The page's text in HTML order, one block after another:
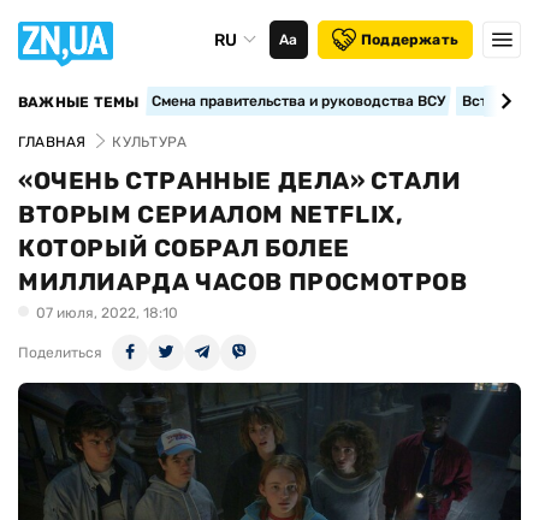
RU Аа Поддержать
ВАЖНЫЕ ТЕМЫ Смена правительства и руководства ВСУ
ГЛАВНАЯ КУЛЬТУРА
«ОЧЕНЬ СТРАННЫЕ ДЕЛА» СТАЛИ
ВТОРЫМ СЕРИАЛОМ NETFLIX,
КОТОРЫЙ СОБРАЛ БОЛЕЕ
МИЛЛИАРДА ЧАСОВ ПРОСМОТРОВ
07 июля, 2022, 18:10
Поделиться